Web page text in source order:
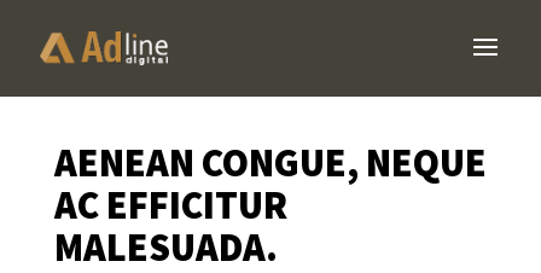
AENEAN CONGUE, NEQUE
AC EFFICITUR
MALESUADA.